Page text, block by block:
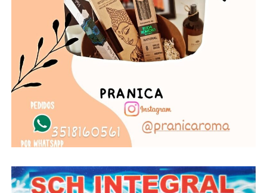
Evolución de la cantidad de casos positivos en el país. Fuente: Infobae.
TESTEOS
El Ministerio de Salud de Córdoba informó que
desde el inicio de la pandemia hasta la fecha, en la
provincia se realizaron testeos con PCR (hisopados) a
214.829 personas. Esto resulta en una tasa de 57.128
personas estudiadas con PCR por cada 1 millón de
habitantes. Hoy se efectuaron 4.950 estudios, de los
cuales 2.589 son PCR y 2.361 test serológicos.